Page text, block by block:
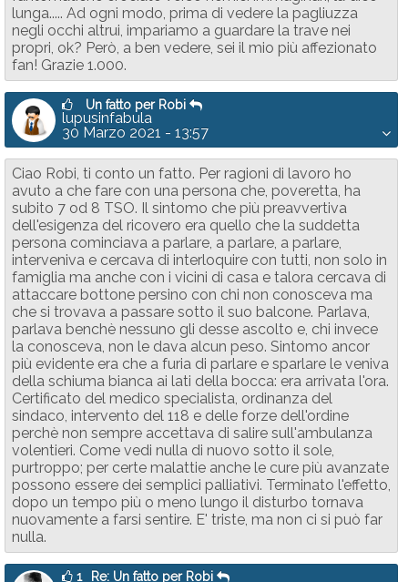
lunga..... Ad ogni modo, prima di vedere la pagliuzza
negli occhi altrui, impariamo a guardare la trave nei
propri, ok? Però, a ben vedere, sei il mio più affezionato
fan! Grazie 1.000.
Un fatto per Robi
lupusinfabula
30 Marzo 2021 - 13:57
Ciao Robi, ti conto un fatto. Per ragioni di lavoro ho
avuto a che fare con una persona che, poveretta, ha
subito 7 od 8 TSO. Il sintomo che più preavvertiva
dell'esigenza del ricovero era quello che la suddetta
persona cominciava a parlare, a parlare, a parlare,
interveniva e cercava di interloquire con tutti, non solo in
famiglia ma anche con i vicini di casa e talora cercava di
attaccare bottone persino con chi non conosceva ma
che si trovava a passare sotto il suo balcone. Parlava,
parlava benchè nessuno gli desse ascolto e, chi invece
la conosceva, non le dava alcun peso. Sintomo ancor
più evidente era che a furia di parlare e sparlare le veniva
della schiuma bianca ai lati della bocca: era arrivata l'ora.
Certificato del medico specialista, ordinanza del
sindaco, intervento del 118 e delle forze dell'ordine
perchè non sempre accettava di salire sull'ambulanza
volentieri. Come vedi nulla di nuovo sotto il sole,
purtroppo; per certe malattie anche le cure più avanzate
possono essere dei semplici palliativi. Terminato l'effetto,
dopo un tempo più o meno lungo il disturbo tornava
nuovamente a farsi sentire. E' triste, ma non ci si può far
nulla.
1 Re: Un fatto per Robi